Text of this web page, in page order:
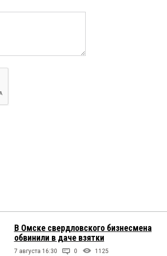
В Омске свердловского бизнесмена
обвинили в даче взятки
7 августа 16:30 0 1125